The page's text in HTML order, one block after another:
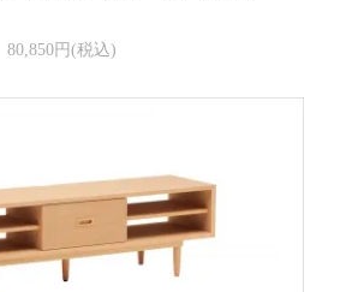
80,850円(税込)